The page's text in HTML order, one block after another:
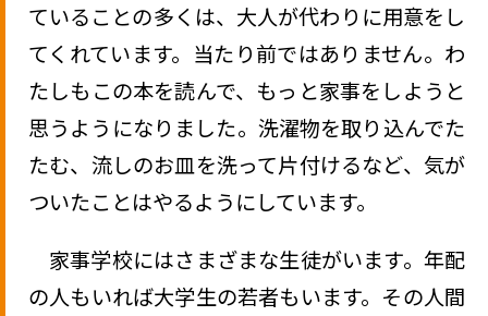
ていることの多くは、大人が代わりに用意をし
てくれています。当たり前ではありません。わ
たしもこの本を読んで、もっと家事をしようと
思うようになりました。洗濯物を取り込んでた
たむ、流しのお皿を洗って片付けるなど、気が
ついたことはやるようにしています。
家事学校にはさまざまな生徒がいます。年配
の人もいれば大学生の若者もいます。その人間